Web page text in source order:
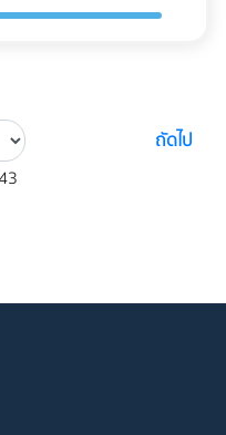
ที่ยุ่งยากและใช้เวลานาน
Powered Visa
อาความสามารถของ AI
ไม่เพียงแต่ช่วยลดระยะเวลา
น แต่ยังช่วยเพิ่มความ
งจะพูดถึงข้อดีและความ
ะบวนการนี้ รวมถึงมุม
ระเทศในยุคดิจิทัล ไม่ว่า
ข้าใจกับเทคโนโลยีใหม่ๆ
รภาครัฐ บทความนี้จะให้
ถัดไป